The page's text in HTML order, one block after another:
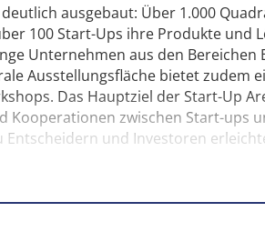
ausgebaut: Über 1.000
100 Start-Ups ihre Produkte und
Unternehmen aus den Bereichen
Ausstellungsfläche bietet zudem
Das Hauptziel der Start-Up
Kooperationen zwischen Start-ups
Entscheidern und Investoren